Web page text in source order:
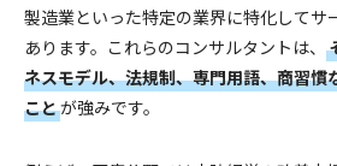
製造業といった特定の業界に特化してサ
あります。これらのコンサルタントは、
ネスモデル、法規制、専門用語、商習慣
ことが強みです。